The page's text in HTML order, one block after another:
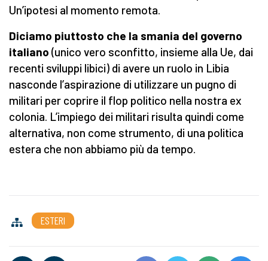
Un’ipotesi al momento remota.
Diciamo piuttosto che la smania del governo
italiano (unico vero sconfitto, insieme alla Ue, dai
recenti sviluppi libici) di avere un ruolo in Libia
nasconde l’aspirazione di utilizzare un pugno di
militari per coprire il flop politico nella nostra ex
colonia. L’impiego dei militari risulta quindi come
alternativa, non come strumento, di una politica
estera che non abbiamo più da tempo.
ESTERI